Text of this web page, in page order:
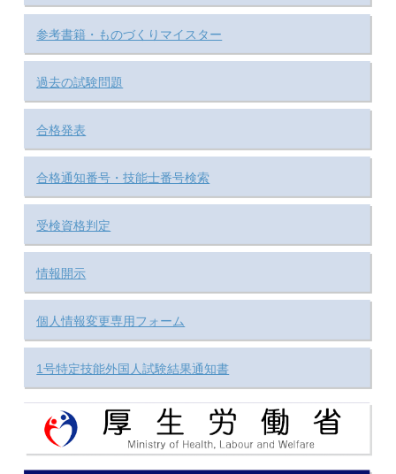
参考書籍・ものづくりマイスター
過去の試験問題
合格発表
合格通知番号・技能士番号検索
受検資格判定
情報開示
個人情報変更専用フォーム
1号特定技能外国人試験結果通知書